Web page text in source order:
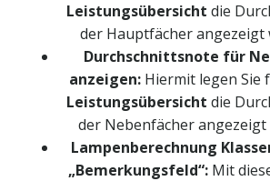
Leistungsübersicht die
der Hauptfächer angezeigt
Durchschnittsnote für
anzeigen: Hiermit legen Sie
Leistungsübersicht die
der Nebenfächer angezeigt
Lampenberechnung
„Bemerkungsfeld“: Mit